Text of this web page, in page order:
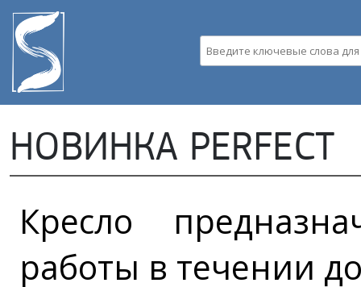
НОВИНКА PERFECT
Кресло
работы в течении